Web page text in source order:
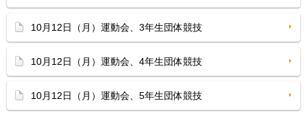
10月12日（月）運動会、3年生団体競技
10月12日（月）運動会、4年生団体競技
10月12日（月）運動会、5年生団体競技